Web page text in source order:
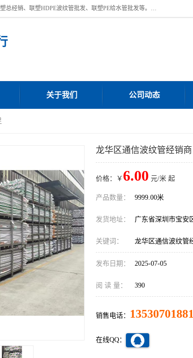
深圳市宝安区沙井街道浩丰胶管商行主营产品：联塑批发、联塑管批发、联塑总代理、联塑总经销、联塑HDPE波纹管批发、联塑PE给水管批发等。凭借服务以及多年的勤奋拼搏，发展成为一家销售各种管材管件，绝缘电工套管及配件等系列产品的贸易公司。公司秉承“顾客至上，锐意进取”的经营理念，坚持“客户至上”原则为广大客户提供的服务。欢迎惠顾！
关于我们 公司动态
龙华区通信波纹管经销
价格：￥ 6.00 元/米 起
产品数量： 9999.00米
发货地址： 广东省深圳市宝安
关键词： 龙华区通信波纹管
发布日期： 2025-07-05
阅 读 量： 390
销售电话： 13530701881
在线QQ：